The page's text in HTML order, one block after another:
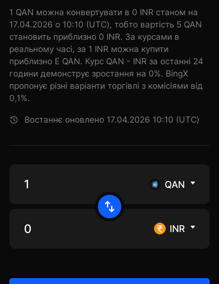
1 QAN можна конвертувати в 0 INR станом на
17.04.2026 о 10:10 (UTC), тобто вартість 5 QAN
становить приблизно 0 INR. За курсами в
реальному часі, за 1 INR можна купити
приблизно E QAN. Курс QAN - INR за останні 24
години демонструє зростання на 0%. BingX
пропонує різні варіанти торгівлі з комісіями від
0,1%.
Востаннє оновлено 17.04.2026 10:10 (UTC)
QAN
INR